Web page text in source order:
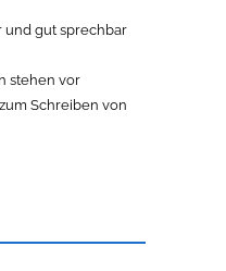
und gut sprechbar
stehen vor
Schreiben von